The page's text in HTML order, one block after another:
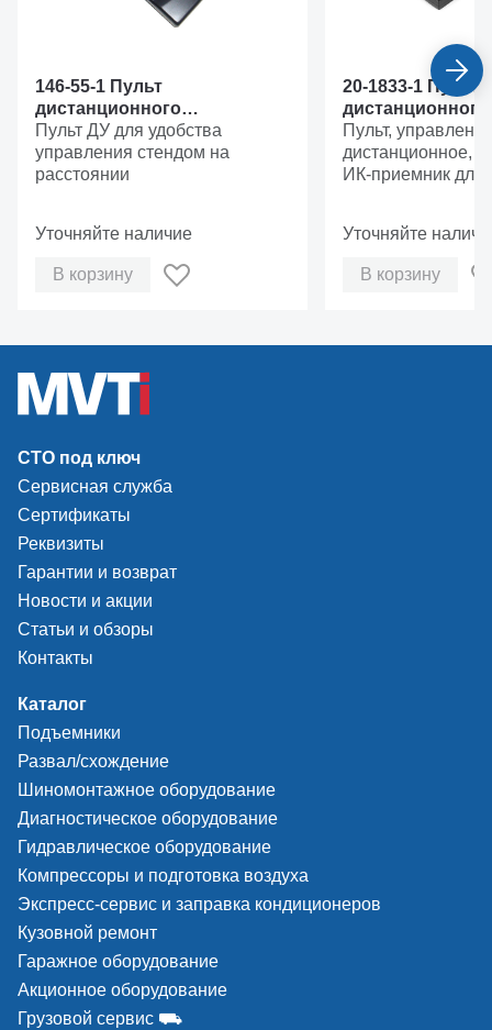
146-55-1 Пульт
дистанционного
управления беспроводной
Пульт ДУ для удобства
управления стендом на
расстоянии
Уточняйте наличие
В корзину
20-1833-1 Пульт
дистанционного
управления
(комплект)
Пульт,
дистанционное,
ИК-приемник для
Уточняйте
В корзину
СТО под ключ
Сервисная служба
Сертификаты
Реквизиты
Гарантии и возврат
Новости и акции
Статьи и обзоры
Контакты
Каталог
Подъемники
Развал/схождение
Шиномонтажное оборудование
Диагностическое оборудование
Гидравлическое оборудование
Компрессоры и подготовка воздуха
Экспресс-сервис и заправка кондиционеров
Кузовной ремонт
Гаражное оборудование
Акционное оборудование
Грузовой сервис ⛟